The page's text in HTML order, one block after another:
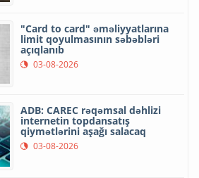
"Card to card" əməliyyatlarına
limit qoyulmasının səbəbləri
açıqlanıb
03-08-2026
ADB: CAREC rəqəmsal dəhlizi
internetin topdansatış
qiymətlərini aşağı salacaq
03-08-2026